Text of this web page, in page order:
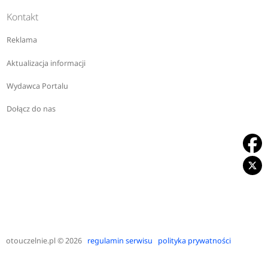
Kontakt
Reklama
Aktualizacja informacji
Wydawca Portalu
Dołącz do nas
otouczelnie.pl© 2026 regulamin serwisu polityka prywatności